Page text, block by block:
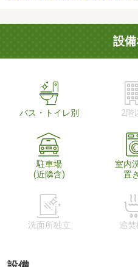
設
バス・トイレ別 2階
駐車場
(近隣含)
室内
置
洗面所独立 追